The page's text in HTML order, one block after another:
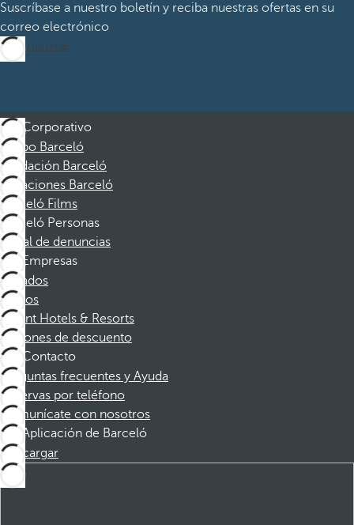
Suscríbase a nuestro boletín y reciba nuestras ofertas en su
correo electrónico
Suscribirme
Corporativo
Grupo Barceló
Fundación Barceló
Vacaciones Barceló
Barceló Films
Barceló Personas
Canal de denuncias
Empresas
Afiliados
Socios
Dorint Hotels & Resorts
Cupones de descuento
Contacto
Preguntas frecuentes y Ayuda
Reservas por teléfono
Comunícate con nosotros
Aplicación de Barceló
Descargar